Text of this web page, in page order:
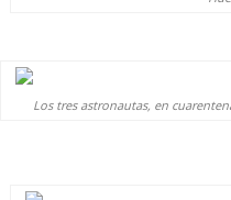
Los tres astronautas, en